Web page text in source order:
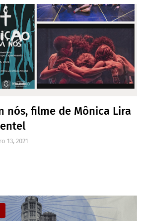
nós, filme de Mônica Lira
13, 2021